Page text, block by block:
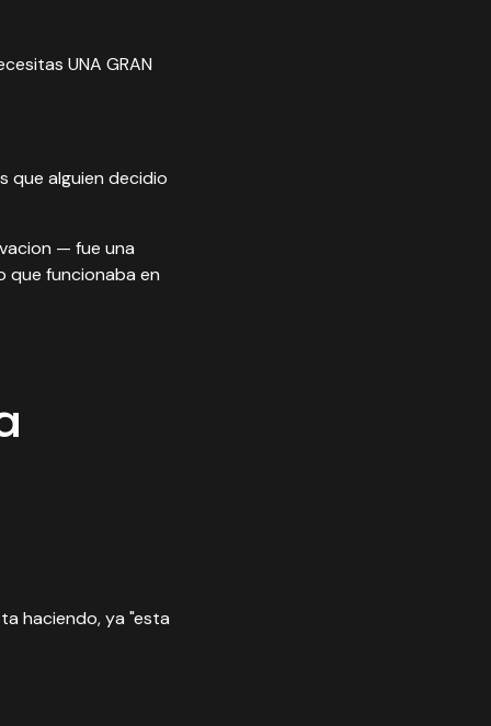
UNA GRAN
que alguien decidio
— fue una
que funcionaba en
haciendo, ya "esta